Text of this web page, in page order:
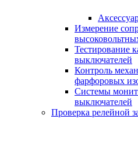
Измерение
Тестирование
выключателей
Контроль
фарфоровых
Системы
выключателей
Проверка релейной